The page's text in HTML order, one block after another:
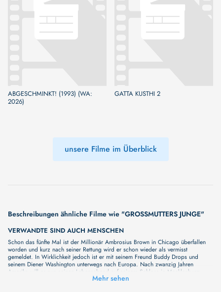
ABGESCHMINKT! (1993) (WA:
2026)
GATTA KUSTHI 2
unsere Filme im Überblick
Beschreibungen ähnliche Filme wie "GROSSMUTTERS JUNGE"
VERWANDTE SIND AUCH MENSCHEN
Schon das fünfte Mal ist der Millionär Ambrosius Brown in Chicago überfallen
worden und kurz nach seiner Rettung wird er schon wieder als vermisst
gemeldet. In Wirklichkeit jedoch ist er mit seinem Freund Buddy Drops und
seinem Diener Washington unterwegs nach Europa. Nach zwanzig Jahren
Amerika will er nun seinen Lebensabend auf seinem Schloss in Mecklenburg
verbringen. Da meldet die Presse den Fund einer Planke seiner Yacht „Star of
Mehr sehen